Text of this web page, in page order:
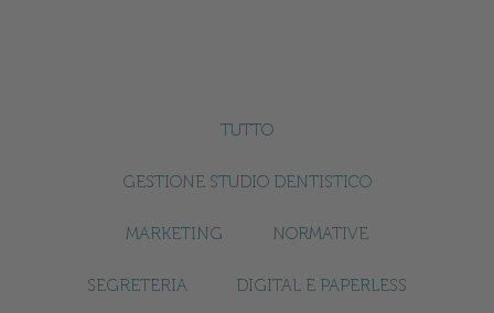
TUTTO
GESTIONE STUDIO DENTISTICO
MARKETING NORMATIVE
SEGRETERIA DIGITAL E PAPERLESS